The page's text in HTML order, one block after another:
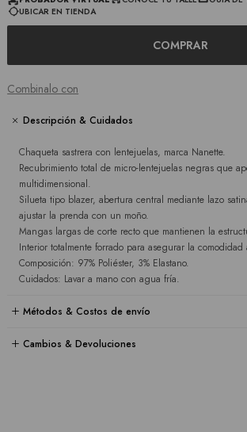
UBICAR EN TIENDA
COMPRAR
Combinalo con
Descripción & Cuidados
Chaqueta sastrera con lentejuelas, marca Nanette.
Recubrimiento total de micro-lentejuelas negras que
multidimensional.
Silueta tipo blazer, abertura central mediante lazo
ajustar la prenda con un moño.
Mangas largas de corte recto que mantienen la
Interior totalmente forrado para asegurar la
Composición: 97% Poliéster, 3% Elastano.
Cuidados: Lavar a mano con agua fría.
Métodos & Costos de envío
Cambios & Devoluciones